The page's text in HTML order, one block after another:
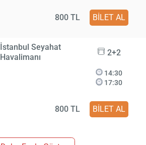
800 TL BİLET AL
İstanbul Seyahat
Havalimanı
2+2
14:30
17:30
800 TL BİLET AL